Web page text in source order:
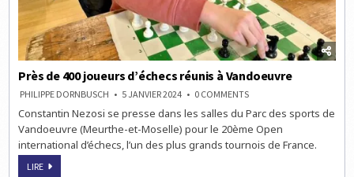
Près de 400 joueurs d’échecs réunis à Vandoeuvre
PHILIPPE DORNBUSCH 5 JANVIER 2024 0 COMMENTSON
DE
400
JOUEURS
D’ÉCHECS
RÉUNIS
Constantin Nezosi se presse dans les salles du Parc des sports de
Vandoeuvre (Meurthe-et-Moselle) pour le 20ème Open
international d’échecs, l’un des plus grands tournois de France.
LIREPRÈS